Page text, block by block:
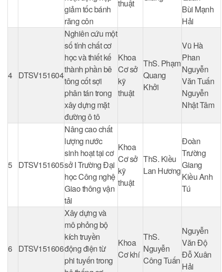
giảm tốc bánh
răng côn
thuật
Bùi Mạnh
Hải
4 DTSV151604
Nghiên cứu một
số tính chất cơ
học và thiết kế
thành phần bê
tông cốt sợi
phân tán trong
xây dựng mặt
đường ô tô
Khoa
Cơ sở
kỹ
thuật
ThS. Phạm
Quang
Khởi
Vũ Hà
Phan
Nguyễn
Văn Tuấn
Nguyễn
Nhật Tâm
5 DTSV151605
Nâng cao chất
lượng nước
sinh hoạt tại cơ
sở I Trường Đại
học Công nghệ
Giao thông vận
tải
Khoa
Cơ sở
kỹ
thuật
ThS. Kiều
Lan Hương
Đoàn
Trường
Giang
Kiều Anh
Tú
6 DTSV151606
Xây dựng và
mô phỏng bộ
kích truyền
động điện từ
phi tuyến trong
Khoa
Cơ khí
ThS.
Nguyễn
Công Tuấn
Nguyễn
Văn Độ
Đỗ Xuân
Hải